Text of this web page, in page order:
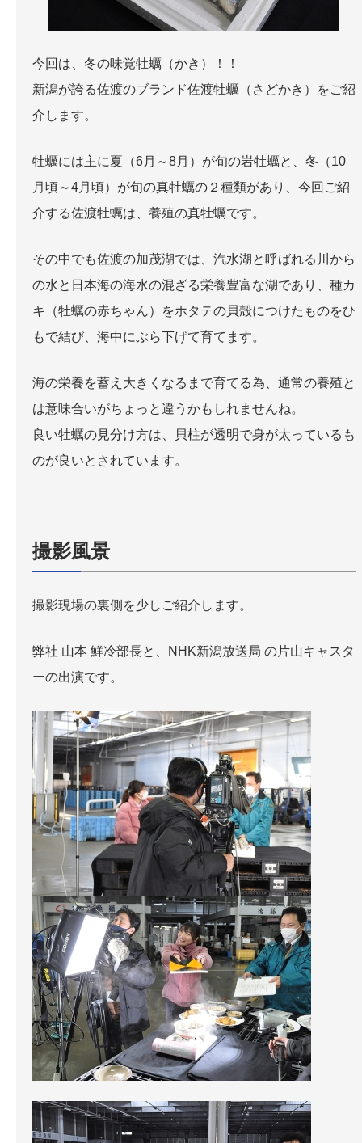
今回は、冬の味覚牡蠣（かき）！！
新潟が誇る佐渡のブランド佐渡牡蠣（さどかき）をご紹
介します。
牡蠣には主に夏（6月～8月）が旬の岩牡蠣と、冬（10
月頃～4月頃）が旬の真牡蠣の２種類があり、今回ご紹
介する佐渡牡蠣は、養殖の真牡蠣です。
その中でも佐渡の加茂湖では、汽水湖と呼ばれる川から
の水と日本海の海水の混ざる栄養豊富な湖であり、種カ
キ（牡蠣の赤ちゃん）をホタテの貝殻につけたものをひ
もで結び、海中にぶら下げて育てます。
海の栄養を蓄え大きくなるまで育てる為、通常の養殖と
は意味合いがちょっと違うかもしれませんね。
良い牡蠣の見分け方は、貝柱が透明で身が太っているも
のが良いとされています。
撮影風景
撮影現場の裏側を少しご紹介します。
弊社 山本 鮮冷部長と、NHK新潟放送局 の片山キャスタ
ーの出演です。